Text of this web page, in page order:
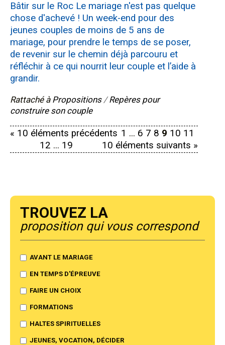
Bâtir sur le Roc Le mariage n'est pas quelque
chose d'achevé ! Un week-end pour des
jeunes couples de moins de 5 ans de
mariage, pour prendre le temps de se poser,
de revenir sur le chemin déjà parcouru et
réfléchir à ce qui nourrit leur couple et l’aide à
grandir.
Rattaché à Propositions /Repères pour
construire son couple
« 10 éléments précédents
10 éléments suivants »
1 ... 6 7 8 9 10 11
12 ... 19
Trouvez la
proposition qui vous correspond
AVANT LE MARIAGE
EN TEMPS D'ÉPREUVE
FAIRE UN CHOIX
FORMATIONS
HALTES SPIRITUELLES
JEUNES, VOCATION, DÉCIDER